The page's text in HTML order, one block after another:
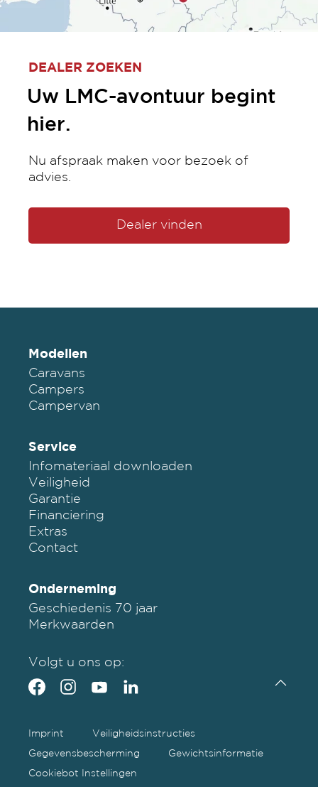
DEALER ZOEKEN
Uw LMC-avontuur begint
hier.
Nu afspraak maken voor bezoek of
advies.
Dealer vinden
Modellen
Caravans
Campers
Campervan
Service
Infomateriaal downloaden
Veiligheid
Garantie
Financiering
Extras
Contact
Onderneming
Geschiedenis 70 jaar
Merkwaarden
Volgt u ons op:
Imprint Veiligheidsinstructies
Gegevensbescherming Gewichtsinformatie
Cookiebot Instellingen